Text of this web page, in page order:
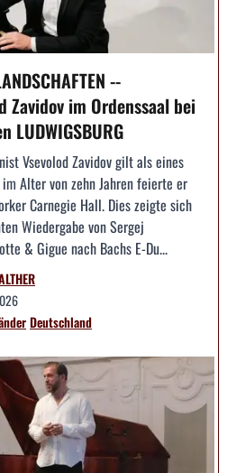
--
Zavidov im Ordenssaal bei
LUDWIGSBURG
Vsevolod Zavidov gilt als eines
Alter von zehn Jahren feierte er
Carnegie Hall. Dies zeigte sich
Wiedergabe von Sergej
& Gigue nach Bachs E-Du...
Deutschland